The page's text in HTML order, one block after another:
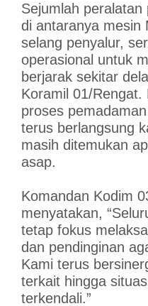
Sejumlah
di antaranya mesin
selang penyalur,
operasional untuk
berjarak sekitar
Koramil 01/Rengat.
proses
terus berlangsung
masih ditemukan
asap.
Komandan Kodim
menyatakan,
tetap fokus
dan pendinginan
Kami terus
terkait hingga
terkendali.”